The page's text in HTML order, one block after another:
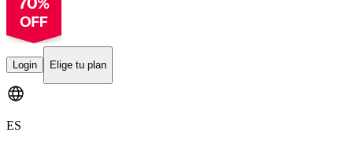
Login Elige tu plan
ES